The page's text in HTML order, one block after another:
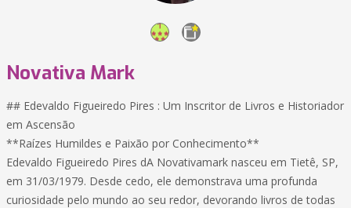
Novativa Mark
## Edevaldo Figueiredo Pires : Um Inscritor de Livros e Historiador
em Ascensão
**Raízes Humildes e Paixão por Conhecimento**
Edevaldo Figueiredo Pires dA Novativamark nasceu em Tietê, SP,
em 31/03/1979. Desde cedo, ele demonstrava uma profunda
curiosidade pelo mundo ao seu redor, devorando livros de todas